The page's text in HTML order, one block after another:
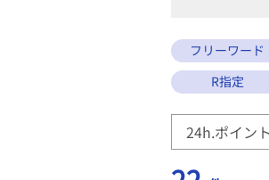
フリーワード
R指定